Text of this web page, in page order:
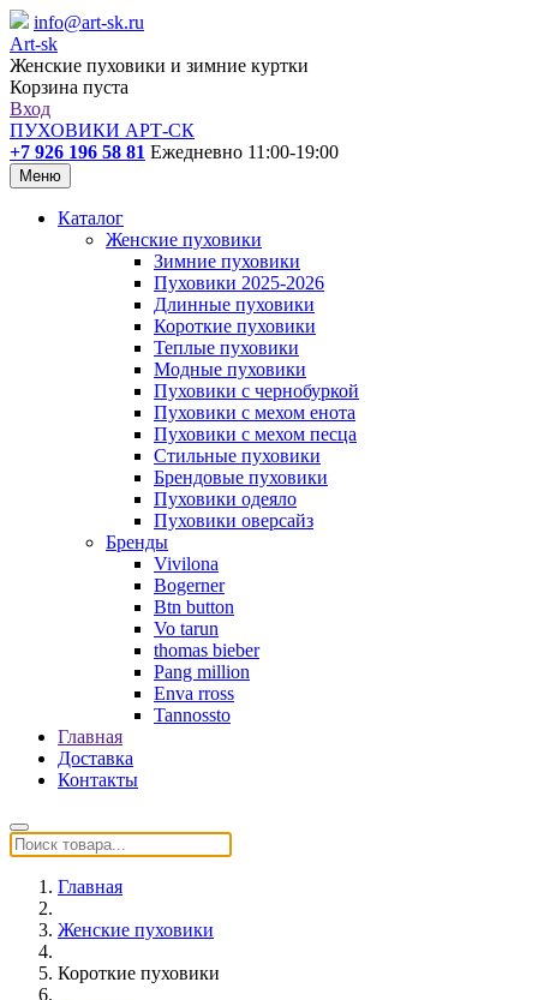
info@art-sk.ru
Art-sk
Женские пуховики и зимние куртки
Корзина пуста
Вход
ПУХОВИКИ АРТ-СК
+7 926 196 58 81 Ежедневно 11:00-19:00
Меню
Каталог
Женские пуховики
Зимние пуховики
Пуховики 2025-2026
Длинные пуховики
Короткие пуховики
Теплые пуховики
Модные пуховики
Пуховики с чернобуркой
Пуховики с мехом енота
Пуховики с мехом песца
Стильные пуховики
Брендовые пуховики
Пуховики одеяло
Пуховики оверсайз
Бренды
Vivilona
Bogerner
Btn button
Vo tarun
thomas bieber
Pang million
Enva rross
Tannossto
Главная
Доставка
Контакты
Главная
Женские пуховики
Короткие пуховики